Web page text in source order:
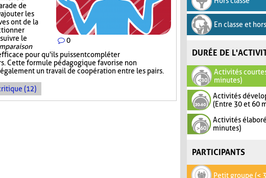
En classe et
DURÉE DE
Activités
minutes)
Activités
(Entre 30 et 60
Activités
minutes)
PARTICIPANTS
Petit groupe (<
0
de
ajouter les
ont de la
le
pour qu'ils puissent compléter
Cette formule pédagogique favorise non
un travail de coopération entre les pairs.
(12)